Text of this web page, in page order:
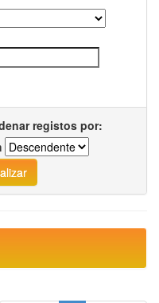
registos por: